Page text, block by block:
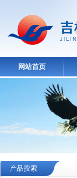
网站首页
产品搜索